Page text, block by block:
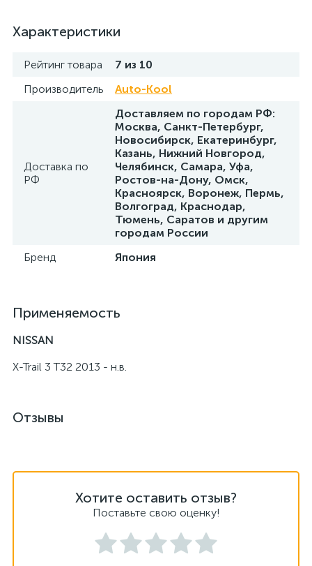
Характеристики
Рейтинг товара
7 из 10
Производитель
Auto-Kool
Доставка по
РФ
Доставляем по городам РФ:
Москва, Санкт-Петербург,
Новосибирск, Екатеринбург,
Казань, Нижний Новгород,
Челябинск, Самара, Уфа,
Ростов-на-Дону, Омск,
Красноярск, Воронеж, Пермь,
Волгоград, Краснодар,
Тюмень, Саратов и другим
городам России
Бренд
Япония
Применяемость
NISSAN
X-Trail 3 T32 2013 - н.в.
Отзывы
Хотите оставить отзыв?
Поставьте свою оценку!